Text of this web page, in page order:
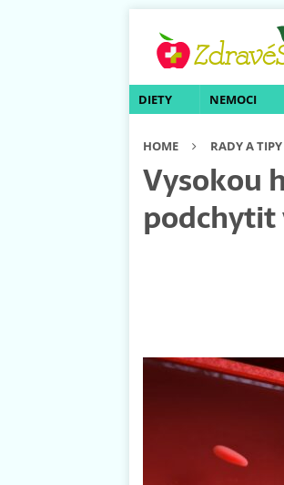
DIETY NEMOCI
HOME RADY A TIPY
Vysokou
podchytit